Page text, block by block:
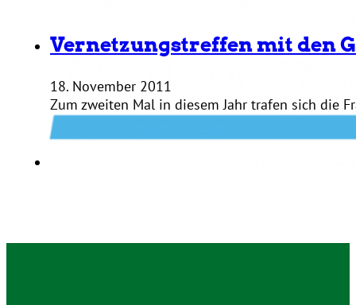
Vernetzungstreffen mit den
18. November 2011
Zum zweiten Mal in diesem Jahr trafen sich die